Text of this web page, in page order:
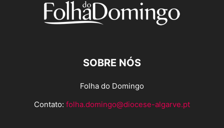
SOBRE NÓS
Folha do Domingo
Contato: folha.domingo@diocese-algarve.pt